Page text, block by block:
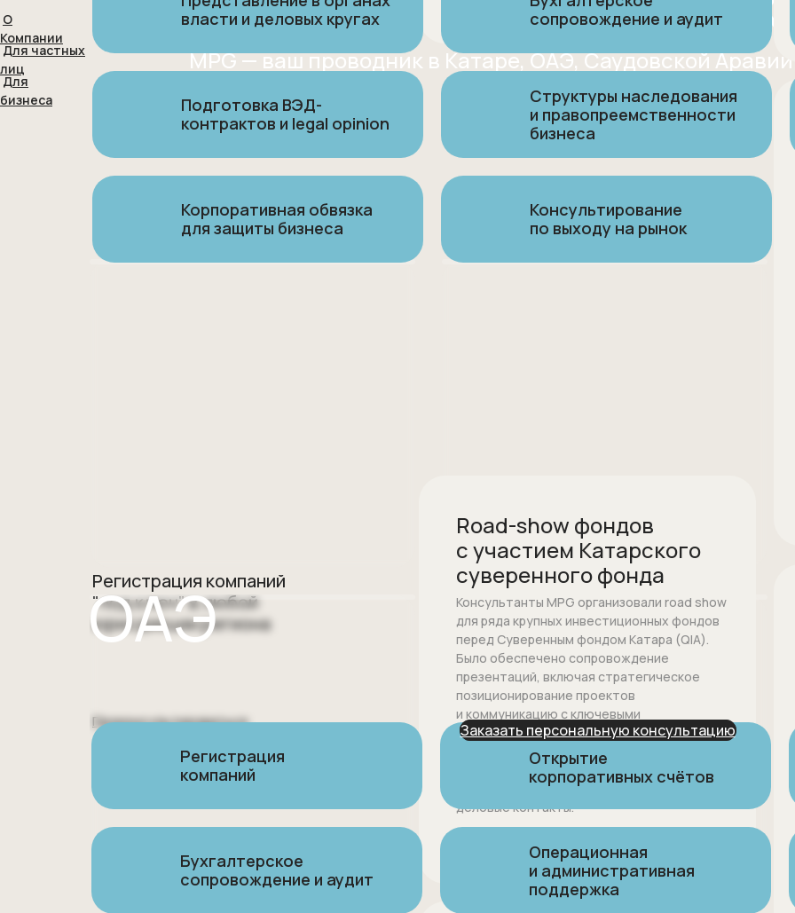
О
Компании
Для частных
лиц
Для
бизнеса
MPG — ваш проводник в Катаре, ОАЭ, Саудовской
Получить консультацию
Регистрация компаний
"под ключ" в любой
юрисдикции региона
Проконсультироваться
Полное юридическое
сопровождение
и защита вашего бизнеса
Проконсультироваться
Road-show фондов
с участием Катарского
суверенного фонда
Консультанты MPG организовали road show
для ряда крупных инвестиционных фондов
перед Суверенным фондом Катара (QIA).
Было обеспечено сопровождение
презентаций, включая стратегическое
позиционирование проектов
и коммуникацию с ключевыми
представителями QIA. Благодаря
поддержке MPG, фонды успешно донесли
свои предложения до суверенного
инвестора и установили перспективные
деловые контакты.
Проконсультироваться
Проконсультироваться
власти и деловых кругах
сопровождение и аудит
Подготовка ВЭД-
контрактов и legal opinion
Структуры наследования
и правопреемственности
бизнеса
Корпоративная обвязка
для защиты бизнеса
Консультирование
по выходу на рынок
ОАЭ
Регистрация
компаний
Открытие
корпоративных счётов
Бухгалтерское
сопровождение и аудит
Операционная
и административная
поддержка
Заказать персональную консультацию